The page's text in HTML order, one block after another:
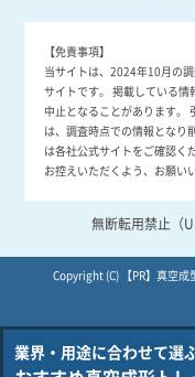
業界・用途に合わせて選
【免責事項】
当サイトは、2024年10月の
サイトです。 掲載している
中止となることがあります。
は、調査時点での情報となり
は各社公式サイトをご確認く
お控えいただくよう、お願い
無断転用禁止（
Copyright (C) 真空成